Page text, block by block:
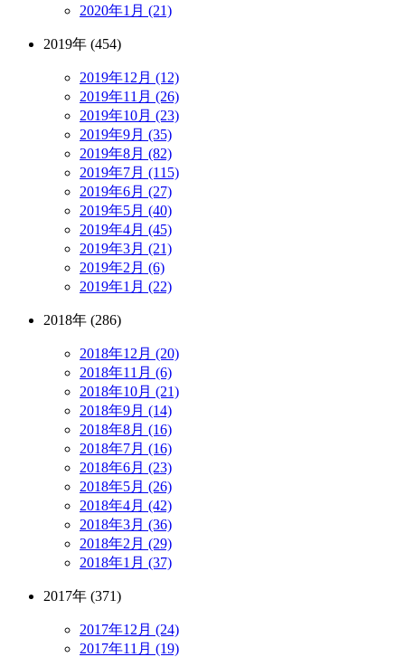
2020年1月 (21)
2019年 (454)
2019年12月 (12)
2019年11月 (26)
2019年10月 (23)
2019年9月 (35)
2019年8月 (82)
2019年7月 (115)
2019年6月 (27)
2019年5月 (40)
2019年4月 (45)
2019年3月 (21)
2019年2月 (6)
2019年1月 (22)
2018年 (286)
2018年12月 (20)
2018年11月 (6)
2018年10月 (21)
2018年9月 (14)
2018年8月 (16)
2018年7月 (16)
2018年6月 (23)
2018年5月 (26)
2018年4月 (42)
2018年3月 (36)
2018年2月 (29)
2018年1月 (37)
2017年 (371)
2017年12月 (24)
2017年11月 (19)